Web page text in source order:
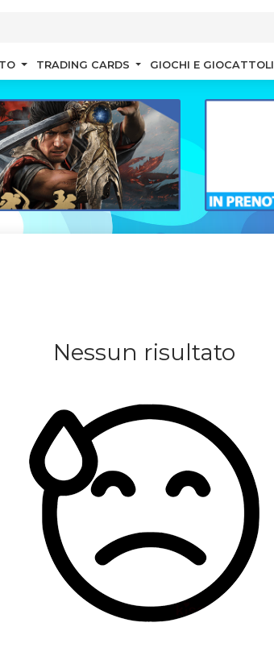
TRADING CARDS GIOCHI E GIOCATTOLI
Nessun risultato